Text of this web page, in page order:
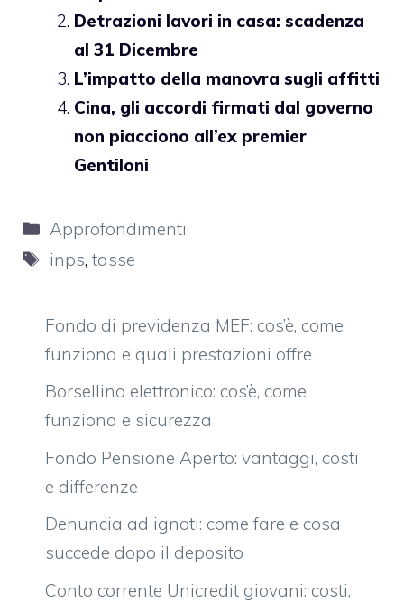
Detrazioni lavori in casa: scadenza
al 31 Dicembre
L’impatto della manovra sugli affitti
Cina, gli accordi firmati dal governo
non piacciono all’ex premier
Gentiloni
Categorie
Approfondimenti
Tag
inps,tasse
Fondo di previdenza MEF: cos’è, come
funziona e quali prestazioni offre
Borsellino elettronico: cos’è, come
funziona e sicurezza
Fondo Pensione Aperto: vantaggi, costi
e differenze
Denuncia ad ignoti: come fare e cosa
succede dopo il deposito
Conto corrente Unicredit giovani: costi,